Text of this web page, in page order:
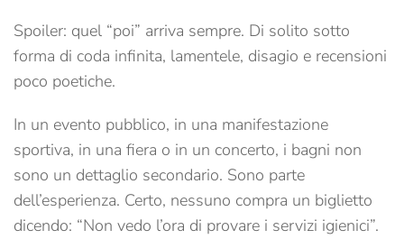
Spoiler: quel “poi” arriva sempre. Di solito sotto
forma di coda infinita, lamentele, disagio e recensioni
poco poetiche.
In un evento pubblico, in una manifestazione
sportiva, in una fiera o in un concerto, i bagni non
sono un dettaglio secondario. Sono parte
dell’esperienza. Certo, nessuno compra un biglietto
dicendo: “Non vedo l’ora di provare i servizi igienici”.